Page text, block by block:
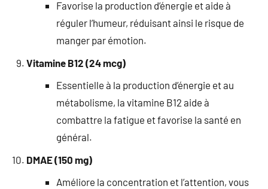
Favorise la production d’énergie et aide à
réguler l’humeur, réduisant ainsi le risque de
manger par émotion.
Vitamine B12 (24 mcg)
Essentielle à la production d’énergie et au
métabolisme, la vitamine B12 aide à
combattre la fatigue et favorise la santé en
général.
DMAE (150 mg)
Améliore la concentration et l’attention, vous